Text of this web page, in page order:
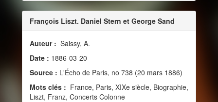
François Liszt. Daniel Stern et George Sand
Auteur : Saissy, A.
Date : 1886-03-20
Source : L'Écho de Paris, no 738 (20 mars 1886)
Mots clés : France, Paris, XIXe siècle, Biographie,
Liszt, Franz, Concerts Colonne